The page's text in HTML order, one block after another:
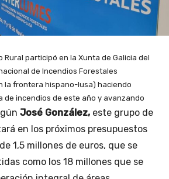
Rural participó en la Xunta de Galicia del
de Incendios Forestales
la frontera hispano-lusa) haciendo
de incendios de este año y avanzando
José González, este grupo de
en los próximos presupuestos
1,5 millones de euros, que se
como los 18 millones que se